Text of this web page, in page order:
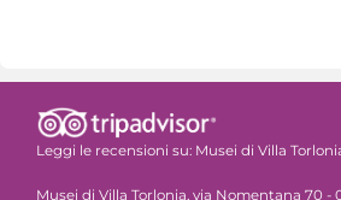
Leggi le recensioni su: Musei di Villa
Musei di Villa Torlonia, via Nomentana 70 -